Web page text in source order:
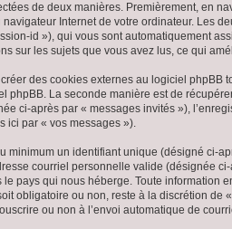
de deux manières. Premièrement, en
navigateur Internet de votre ordinateur. Les
id »), qui vous sont automatiquement
sur les sujets que vous avez lus, ce qui
des cookies externes au logiciel
phpBB. La seconde manière est de
ci-après par « messages invités »),
ici par « vos messages »).
minimum un identifiant unique (désigné ci-
courriel personnelle valide (désignée
pays qui nous héberge. Toute information
obligatoire ou non, reste à la discrétion
ou non à l’envoi automatique de